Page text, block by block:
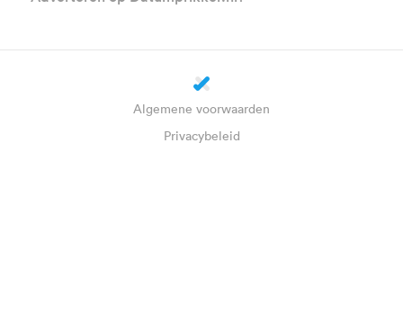
Algemene voorwaarden
Privacybeleid